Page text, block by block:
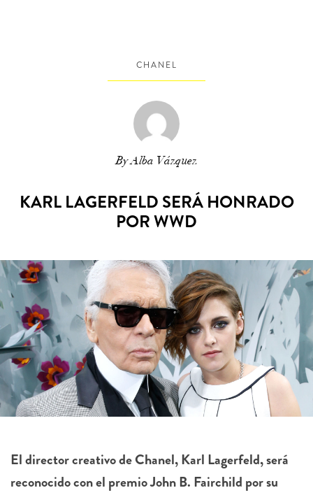
CHANEL
By Alba Vázquez
KARL LAGERFELD SERÁ HONRADO
POR WWD
El director creativo de Chanel, Karl Lagerfeld, será
reconocido con el premio John B. Fairchild por su